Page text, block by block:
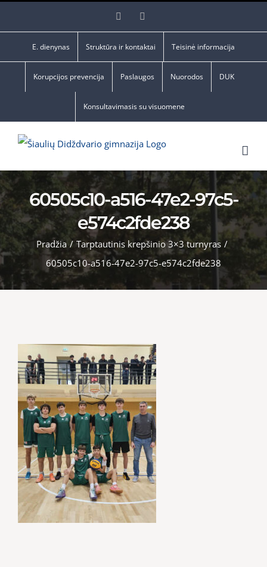
Facebook
E. dienynas Struktūra ir kontaktai Teisinė informacija
Korupcijos prevencija Paslaugos Nuorodos DUK
Konsultavimasis su visuomene
60505c10-a516-47e2-97c5-
e574c2fde238
Pradžia / Tarptautinis krepšinio 3×3 turnyras /
60505c10-a516-47e2-97c5-e574c2fde238